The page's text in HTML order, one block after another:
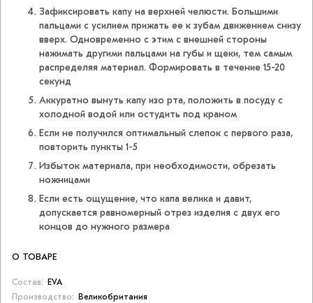
Зафиксировать капу на верхней челюсти. Большими
пальцами с усилием прижать ее к зубам движением снизу
вверх. Одновременно с этим с внешней стороны
нажимать другими пальцами на губы и щеки, тем самым
распределяя материал. Формировать в течение 15-20
секунд
Аккуратно вынуть капу изо рта, положить в посуду с
холодной водой или остудить под краном
Если не получился оптимальный слепок с первого раза,
повторить пункты 1-5
Избыток материала, при необходимости, обрезать
ножницами
Если есть ощущение, что капа велика и давит,
допускается равномерный отрез изделия с двух его
концов до нужного размера
О ТОВАРЕ
Состав:
EVA
Производство:
Великобритания